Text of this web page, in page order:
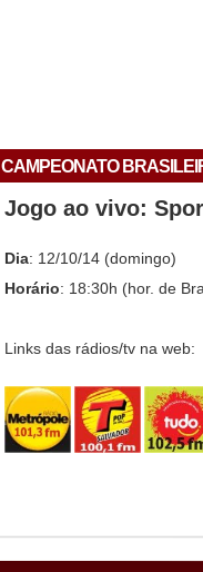
CAMPEONATO
Jogo ao vivo:
Dia: 12/10/14 (domingo)
Horário: 18:30h (hor. de
Links das rádios/tv na web: